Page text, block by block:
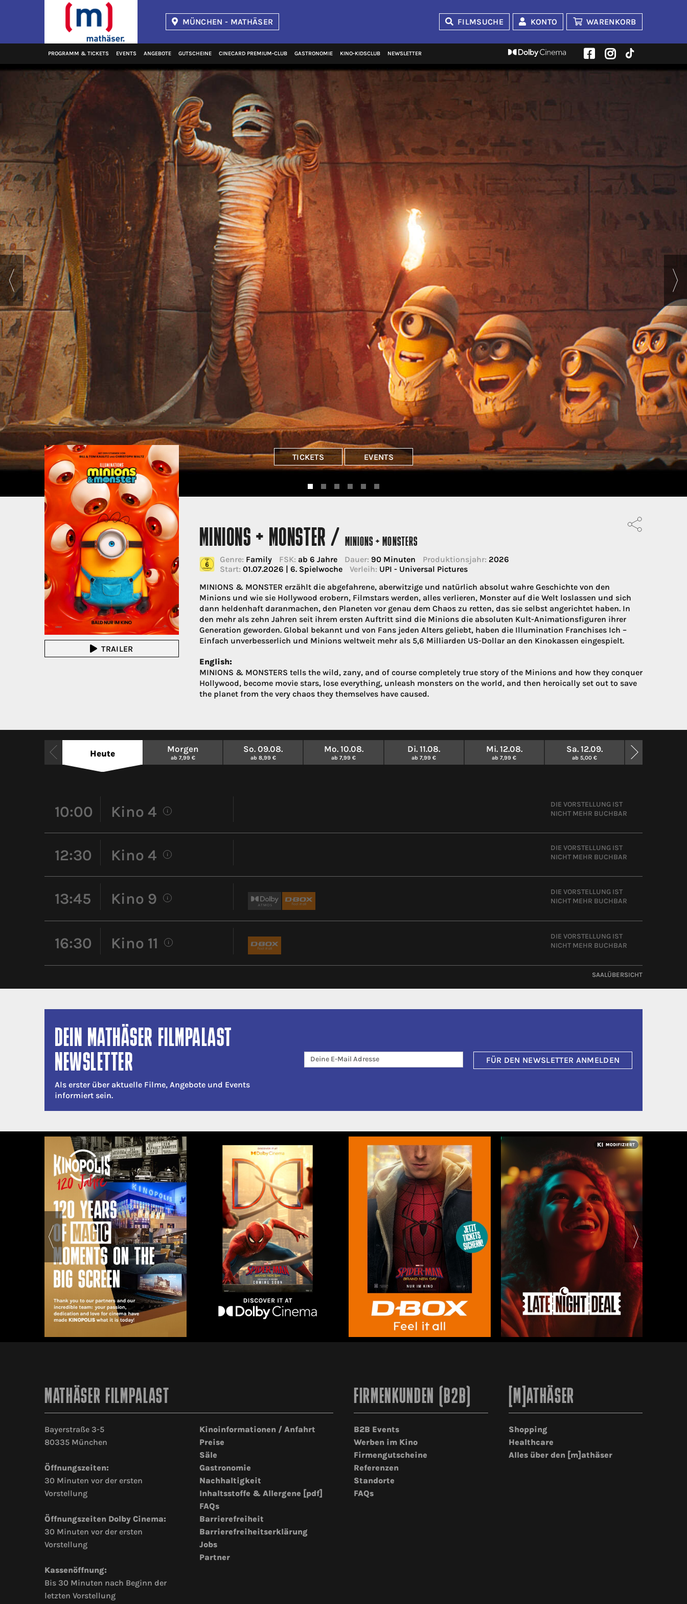
MÜNCHEN - MATHÄSER FILMSUCHE KONTO WARENKORB
PROGRAMM & TICKETS EVENTS ANGEBOTE GUTSCHEINE CINECARD PREMIUM‑CLUB GASTRONOMIE KINO‑KIDSCLUB NEWSLETTER
TICKETS EVENTS
TRAILER
MINIONS + MONSTER /MINIONS + MONSTERS
Genre: Family FSK: ab 6 Jahre Dauer: 90 Minuten Produktionsjahr: 2026
Start: 01.07.2026 | 6. Spielwoche Verleih: UPI - Universal Pictures
MINIONS & MONSTER erzählt die abgefahrene, aberwitzige und natürlich absolut wahre Geschichte von den
Minions und wie sie Hollywood erobern, Filmstars werden, alles verlieren, Monster auf die Welt loslassen und sich
dann heldenhaft daranmachen, den Planeten vor genau dem Chaos zu retten, das sie selbst angerichtet haben. In
den mehr als zehn Jahren seit ihrem ersten Auftritt sind die Minions die absoluten Kult-Animationsfiguren ihrer
Generation geworden. Global bekannt und von Fans jeden Alters geliebt, haben die Illumination Franchises Ich –
Einfach unverbesserlich und Minions weltweit mehr als 5,6 Milliarden US-Dollar an den Kinokassen eingespielt.
English:
MINIONS & MONSTERS tells the wild, zany, and of course completely true story of the Minions and how they conquer
Hollywood, become movie stars, lose everything, unleash monsters on the world, and then heroically set out to save
the planet from the very chaos they themselves have caused.
Heute Morgen
ab 7,99 €
So. 09.08.
ab 8,99 €
Mo. 10.08.
ab 7,99 €
Di. 11.08.
ab 7,99 €
Mi. 12.08.
ab 7,99 €
Sa. 12.09.
ab 5,00 €
10:00 Kino 4 i
DIE VORSTELLUNG IST
NICHT MEHR BUCHBAR
12:30 Kino 4 i
DIE VORSTELLUNG IST
NICHT MEHR BUCHBAR
13:45 Kino 9 i
DIE VORSTELLUNG IST
NICHT MEHR BUCHBAR
16:30 Kino 11 i
DIE VORSTELLUNG IST
NICHT MEHR BUCHBAR
SAALÜBERSICHT
DEIN MATHÄSER FILMPALAST
NEWSLETTER
Als erster über aktuelle Filme, Angebote und Events
informiert sein.
FÜR DEN NEWSLETTER ANMELDEN
MATHÄSER FILMPALAST
Bayerstraße 3-5
80335 München
Öffnungszeiten:
30 Minuten vor der ersten
Vorstellung
Öffnungszeiten Dolby Cinema:
30 Minuten vor der ersten
Vorstellung
Kassenöffnung:
Bis 30 Minuten nach Beginn der
letzten Vorstellung
Kinoinformationen / Anfahrt
Preise
Säle
Gastronomie
Nachhaltigkeit
Inhaltsstoffe & Allergene [pdf]
FAQs
Barrierefreiheit
Barrierefreiheitserklärung
Jobs
Partner
FIRMENKUNDEN (B2B)
B2B Events
Werben im Kino
Firmengutscheine
Referenzen
Standorte
FAQs
[M]ATHÄSER
Shopping
Healthcare
Alles über den [m]athäser